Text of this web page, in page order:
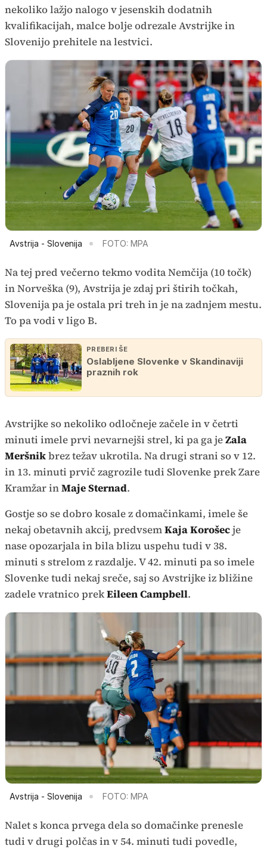
nekoliko lažjo nalogo v jesenskih dodatnih
kvalifikacijah, malce bolje odrezale Avstrijke in
Slovenijo prehitele na lestvici.
Avstrija - Slovenija FOTO: MPA
Na tej pred večerno tekmo vodita Nemčija (10 točk)
in Norveška (9), Avstrija je zdaj pri štirih točkah,
Slovenija pa je ostala pri treh in je na zadnjem mestu.
To pa vodi v ligo B.
PREBERI ŠE
Oslabljene Slovenke v Skandinaviji
praznih rok
Avstrijke so nekoliko odločneje začele in v četrti
minuti imele prvi nevarnejši strel, ki pa ga jeZala
Meršnikbrez težav ukrotila. Na drugi strani so v 12.
in 13. minuti prvič zagrozile tudi Slovenke prek Zare
Kramžar inMaje Sternad.
Gostje so se dobro kosale z domačinkami, imele še
nekaj obetavnih akcij, predvsemKaja Korošecje
nase opozarjala in bila blizu uspehu tudi v 38.
minuti s strelom z razdalje. V 42. minuti pa so imele
Slovenke tudi nekaj sreče, saj so Avstrijke iz bližine
zadele vratnico prekEileen Campbell.
Avstrija - Slovenija FOTO: MPA
Nalet s konca prvega dela so domačinke prenesle
tudi v drugi polčas in v 54. minuti tudi povedle,